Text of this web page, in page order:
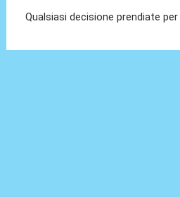
Qualsiasi decisione prendiate per